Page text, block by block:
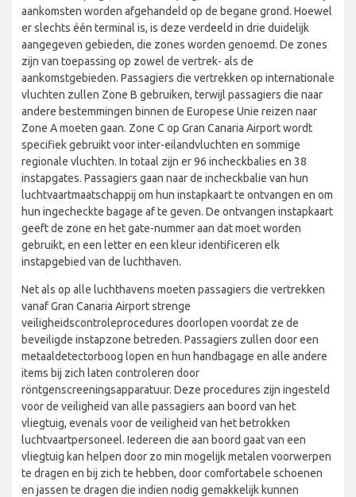
aankomsten worden afgehandeld op de begane grond. Hoewel
er slechts één terminal is, is deze verdeeld in drie duidelijk
aangegeven gebieden, die zones worden genoemd. De zones
zijn van toepassing op zowel de vertrek- als de
aankomstgebieden. Passagiers die vertrekken op internationale
vluchten zullen Zone B gebruiken, terwijl passagiers die naar
andere bestemmingen binnen de Europese Unie reizen naar
Zone A moeten gaan. Zone C op Gran Canaria Airport wordt
specifiek gebruikt voor inter-eilandvluchten en sommige
regionale vluchten. In totaal zijn er 96 incheckbalies en 38
instapgates. Passagiers gaan naar de incheckbalie van hun
luchtvaartmaatschappij om hun instapkaart te ontvangen en om
hun ingecheckte bagage af te geven. De ontvangen instapkaart
geeft de zone en het gate-nummer aan dat moet worden
gebruikt, en een letter en een kleur identificeren elk
instapgebied van de luchthaven.
Net als op alle luchthavens moeten passagiers die vertrekken
vanaf Gran Canaria Airport strenge
veiligheidscontroleprocedures doorlopen voordat ze de
beveiligde instapzone betreden. Passagiers zullen door een
metaaldetectorboog lopen en hun handbagage en alle andere
items bij zich laten controleren door
röntgenscreeningsapparatuur. Deze procedures zijn ingesteld
voor de veiligheid van alle passagiers aan boord van het
vliegtuig, evenals voor de veiligheid van het betrokken
luchtvaartpersoneel. Iedereen die aan boord gaat van een
vliegtuig kan helpen door zo min mogelijk metalen voorwerpen
te dragen en bij zich te hebben, door comfortabele schoenen
en jassen te dragen die indien nodig gemakkelijk kunnen